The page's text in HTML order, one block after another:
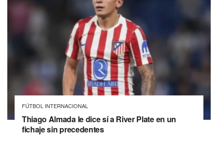
FÚTBOL INTERNACIONAL
Thiago Almada le dice sí a River Plate en un
fichaje sin precedentes